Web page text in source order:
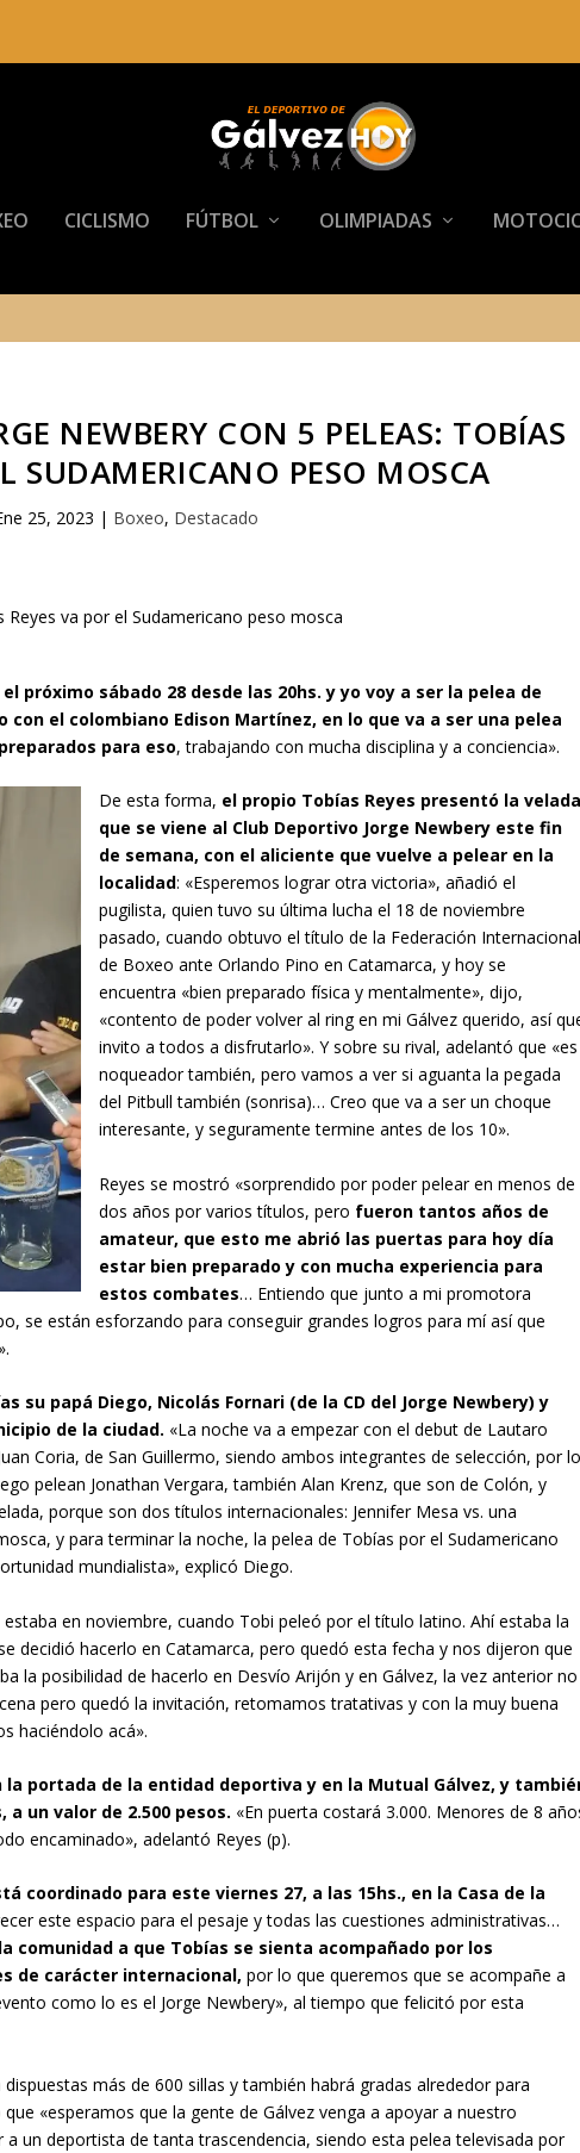
CICLISMO FÚTBOL OLIMPIADAS
NEWBERY CON 5 PELEAS: TOBÍAS
SUDAMERICANO PESO MOSCA
25, 2023 | Boxeo, Destacado
próximo sábado 28 desde las 20hs. y yo voy a ser la pelea de
el colombiano Edison Martínez, en lo que va a ser una pelea
para eso, trabajando con mucha disciplina y a conciencia».
De esta forma, el propio Tobías Reyes presentó la
que se viene al Club Deportivo Jorge Newbery este fin
de semana, con el aliciente que vuelve a pelear en la
localidad: «Esperemos lograr otra victoria», añadió el
pugilista, quien tuvo su última lucha el 18 de noviembre
pasado, cuando obtuvo el título de la Federación
de Boxeo ante Orlando Pino en Catamarca, y hoy se
encuentra «bien preparado física y mentalmente», dijo,
«contento de poder volver al ring en mi Gálvez querido, así
invito a todos a disfrutarlo». Y sobre su rival, adelantó que «es
noqueador también, pero vamos a ver si aguanta la pegada
del Pitbull también (sonrisa)… Creo que va a ser un choque
interesante, y seguramente termine antes de los 10».
Reyes se mostró «sorprendido por poder pelear en menos de
dos años por varios títulos, pero fueron tantos años de
amateur, que esto me abrió las puertas para hoy día
estar bien preparado y con mucha experiencia para
estos combates… Entiendo que junto a mi promotora
se están esforzando para conseguir grandes logros para mí así que
su papá Diego, Nicolás Fornari (de la CD del Jorge Newbery) y
de la ciudad. «La noche va a empezar con el debut de Lautaro
Coria, de San Guillermo, siendo ambos integrantes de selección, por
pelean Jonathan Vergara, también Alan Krenz, que son de Colón, y
porque son dos títulos internacionales: Jennifer Mesa vs. una
y para terminar la noche, la pelea de Tobías por el Sudamericano
mundialista», explicó Diego.
en noviembre, cuando Tobi peleó por el título latino. Ahí estaba la
decidió hacerlo en Catamarca, pero quedó esta fecha y nos dijeron que
la posibilidad de hacerlo en Desvío Arijón y en Gálvez, la vez anterior no
pero quedó la invitación, retomamos tratativas y con la muy buena
haciéndolo acá».
portada de la entidad deportiva y en la Mutual Gálvez, y
un valor de 2.500 pesos. «En puerta costará 3.000. Menores de 8
encaminado», adelantó Reyes (p).
coordinado para este viernes 27, a las 15hs., en la Casa de la
este espacio para el pesaje y todas las cuestiones administrativas…
comunidad a que Tobías se sienta acompañado por los
de carácter internacional, por lo que queremos que se acompañe a
como lo es el Jorge Newbery», al tiempo que felicitó por esta
más de 600 sillas y también habrá gradas alrededor para
«esperamos que la gente de Gálvez venga a apoyar a nuestro
un deportista de tanta trascendencia, siendo esta pelea televisada por